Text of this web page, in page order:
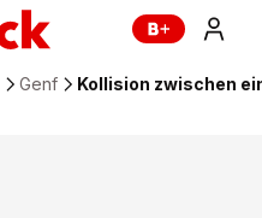
Genf Kollision zwischen